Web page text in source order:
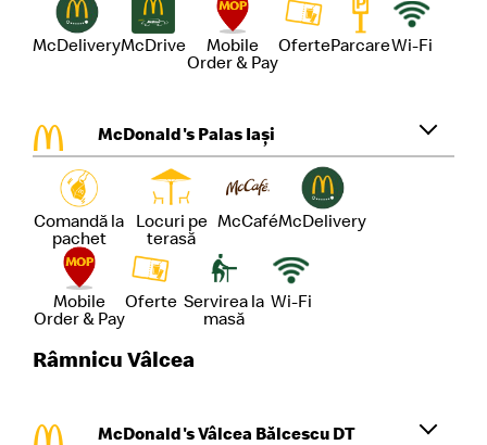
McDeliveryMcDrive
Mobile
Order & Pay
OferteParcareWi-Fi
McDonald's Palas Iași
Comandă la
pachet
Locuri pe
terasă
McCaféMcDelivery
Mobile
Order & Pay
Oferte Servirea la
masă
Wi-Fi
Râmnicu Vâlcea
McDonald's Vâlcea Bălcescu DT